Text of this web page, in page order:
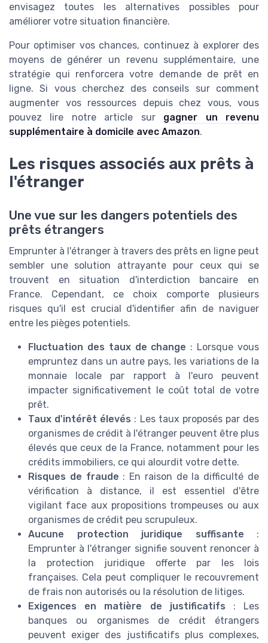
envisagez toutes les alternatives possibles pour
améliorer votre situation financière.
Pour optimiser vos chances, continuez à explorer des
moyens de générer un revenu supplémentaire, une
stratégie qui renforcera votre demande de prêt en
ligne. Si vous cherchez des conseils sur comment
augmenter vos ressources depuis chez vous, vous
pouvez lire notre article sur gagner un revenu
supplémentaire à domicile avec Amazon.
Les risques associés aux prêts à
l'étranger
Une vue sur les dangers potentiels des
prêts étrangers
Emprunter à l'étranger à travers des prêts en ligne peut
sembler une solution attrayante pour ceux qui se
trouvent en situation d'interdiction bancaire en
France. Cependant, ce choix comporte plusieurs
risques qu'il est crucial d'identifier afin de naviguer
entre les pièges potentiels.
Fluctuation des taux de change : Lorsque vous
empruntez dans un autre pays, les variations de la
monnaie locale par rapport à l'euro peuvent
impacter significativement le coût total de votre
prêt.
Taux d'intérêt élevés : Les taux proposés par des
organismes de crédit à l'étranger peuvent être plus
élevés que ceux de la France, notamment pour les
crédits immobiliers, ce qui alourdit votre dette.
Risques de fraude : En raison de la difficulté de
vérification à distance, il est essentiel d'être
vigilant face aux propositions trompeuses ou aux
organismes de crédit peu scrupuleux.
Aucune protection juridique suffisante :
Emprunter à l'étranger signifie souvent renoncer à
la protection juridique offerte par les lois
françaises. Cela peut compliquer le recouvrement
de frais non autorisés ou la résolution de litiges.
Exigences en matière de justificatifs : Les
banques ou organismes de crédit étrangers
peuvent exiger des justificatifs plus complexes,